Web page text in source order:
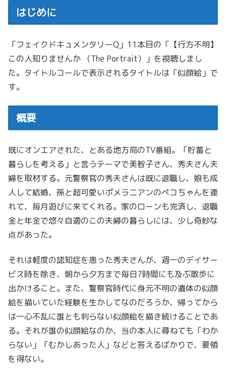
はじめに
「フェイクドキュメンタリーQ」11本目の「【行方不明】
この人知りませんか （The Portrait）」を視聴しまし
た。タイトルコールで表示されるタイトルは「似顔絵」で
す。
概要
既にオンエアされた、とある地方局のTV番組。「貯蓄と
暮らしを考える」と言うテーマで美智子さん、秀夫さん夫
婦を取材する。元警察官の秀夫さんは既に退職し、娘も成
人して結婚、孫と超可愛いポメラニアンのペコちゃんを連
れて、毎月遊びに来てくれる。家のローンも完済し、退職
金と年金で悠々自適のこの夫婦の暮らしには、少し奇妙な
点があった。
それは軽度の認知症を患った秀夫さんが、週一のデイサー
ビス時を除き、朝から夕方まで毎日7時間にも及ぶ散歩に
出かけること。また、警察官時代に身元不明の遺体の似顔
絵を描いていた経験を生かしてなのだろうか、帰ってから
は一心不乱に誰とも判らない似顔絵を描き続けることであ
る。それが誰の似顔絵なのか、当の本人に尋ねても「わか
らない」「むかしあった人」などと答えるばかりで、要領
を得ない。